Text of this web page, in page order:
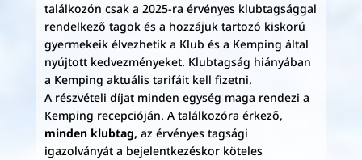
találkozón csak a 2025-ra érvényes klubtagsággal
rendelkező tagok és a hozzájuk tartozó kiskorú
gyermekeik élvezhetik a Klub és a Kemping által
nyújtott kedvezményeket. Klubtagság hiányában
a Kemping aktuális tarifáit kell fizetni.
A részvételi díjat minden egység maga rendezi a
Kemping recepcióján. A találkozóra érkező,
minden klubtag, az érvényes tagsági
igazolványát a bejelentkezéskor köteles